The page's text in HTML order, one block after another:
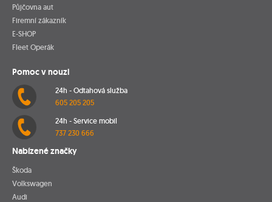
Půjčovna aut
Firemní zákazník
E-SHOP
Fleet Operák
Pomoc v nouzi
24h - Odtahová služba
605 205 205
24h - Service mobil
737 230 666
Nabízené značky
Škoda
Volkswagen
Audi